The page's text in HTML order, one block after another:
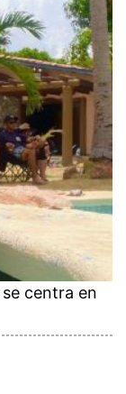
centra en